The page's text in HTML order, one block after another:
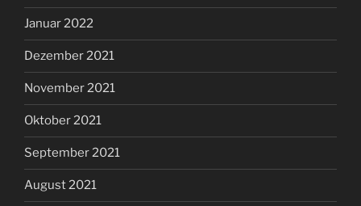
Januar 2022
Dezember 2021
November 2021
Oktober 2021
September 2021
August 2021